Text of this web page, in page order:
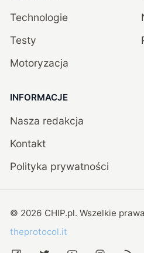
Technologie
Testy
Motoryzacja
INFORMACJE
Nasza redakcja
Kontakt
Polityka prywatności
© 2026 CHIP.pl. Wszelkie
theprotocol.it